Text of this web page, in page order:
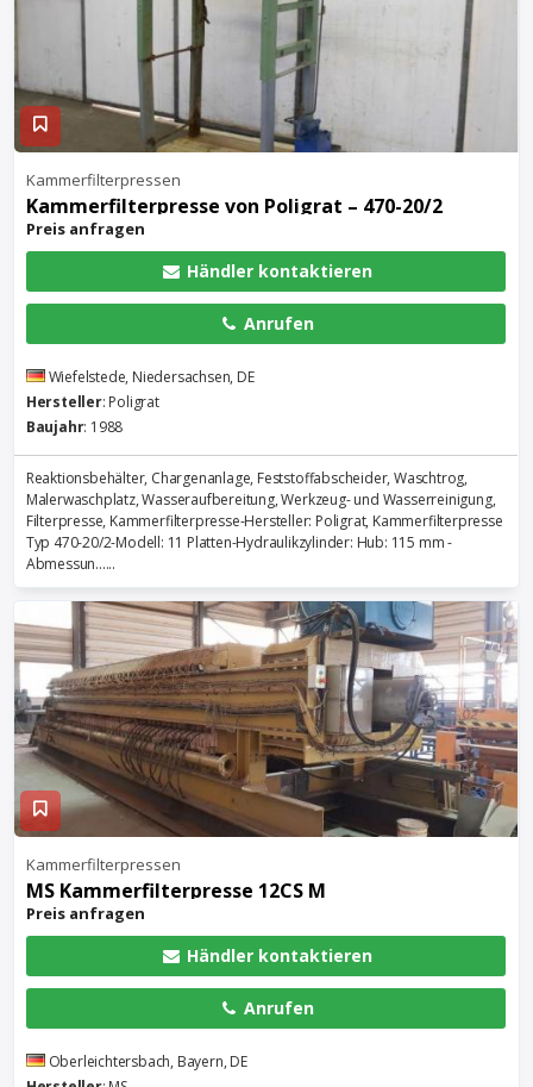
Kammerfilterpressen
Kammerfilterpresse von Poligrat – 470-20/2
Preis anfragen
Händler kontaktieren
Anrufen
Wiefelstede, Niedersachsen, DE
Hersteller: Poligrat
Baujahr: 1988
Reaktionsbehälter, Chargenanlage, Feststoffabscheider, Waschtrog,
Malerwaschplatz, Wasseraufbereitung, Werkzeug- und Wasserreinigung,
Filterpresse, Kammerfilterpresse-Hersteller: Poligrat, Kammerfilterpresse
Typ 470-20/2-Modell: 11 Platten-Hydraulikzylinder: Hub: 115 mm -
Abmessun......
Kammerfilterpressen
MS Kammerfilterpresse 12CS M
Preis anfragen
Händler kontaktieren
Anrufen
Oberleichtersbach, Bayern, DE